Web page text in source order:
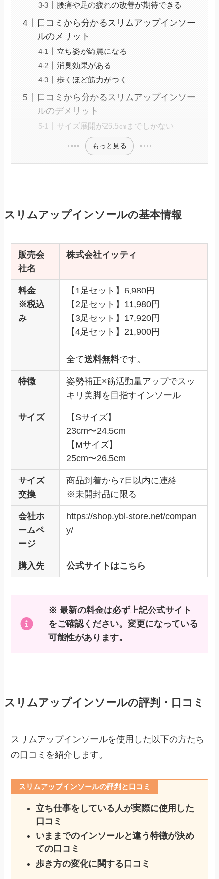
腰痛や足の疲れの改善が期待できる
口コミから分かるスリムアップインソー
ルのメリット
立ち姿が綺麗になる
消臭効果がある
歩くほど筋力がつく
口コミから分かるスリムアップインソー
ルのデメリット
サイズ展開が26.5㎝までしかない
もっと見る
スリムアップインソールの基本情報
販売会
社名
株式会社イッティ
料金
※税込
み
【1足セット】6,980円
【2足セット】11,980円
【3足セット】17,920円
【4足セット】21,900円
全て送料無料です。
特徴
姿勢補正×筋活動量アップでスッ
キリ美脚を目指すインソール
サイズ
【Sサイズ】
23cm〜24.5cm
【Mサイズ】
25cm〜26.5cm
サイズ
交換
商品到着から7日以内に連絡
※未開封品に限る
会社ホ
ームペ
ージ
https://shop.ybl-store.net/compan
y/
購入先 公式サイトはこちら
※ 最新の料金は必ず上記公式サイト
をご確認ください。変更になっている
可能性があります。
スリムアップインソールの評判・口コミ
スリムアップインソールを使用した以下の方たち
の口コミを紹介します。
スリムアップインソールの評判と口コミ
立ち仕事をしている人が実際に使用した
口コミ
いままでのインソールと違う特徴が決め
ての口コミ
歩き方の変化に関する口コミ